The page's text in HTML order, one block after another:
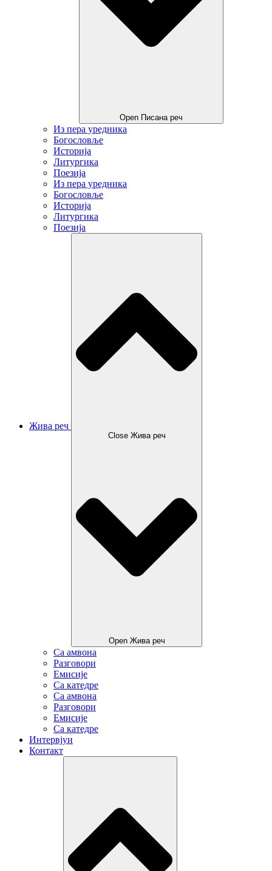
Open Писана реч
Из пера уредника
Богословље
Историја
Литургика
Поезија
Из пера уредника
Богословље
Историја
Литургика
Поезија
Жива реч
Close Жива реч
Open Жива реч
Са амвона
Разговори
Емисије
Са катедре
Са амвона
Разговори
Емисије
Са катедре
Интервјуи
Контакт